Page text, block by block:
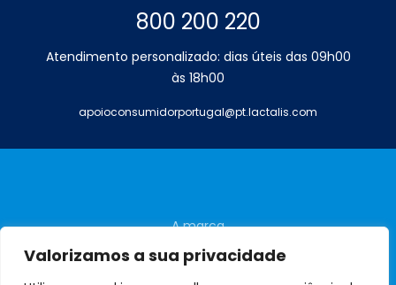
Valorizamos a sua privacidade
800 200 220
Atendimento personalizado: dias úteis das 09h00
às 18h00
apoioconsumidorportugal@pt.lactalis.com
A marca
Perguntas frequentes
Contactos